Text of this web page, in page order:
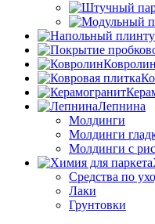
Ковролин
Лепнина
Молдинги
Молдинги
Молдинги с
Средства по
Лаки
Грунтовки